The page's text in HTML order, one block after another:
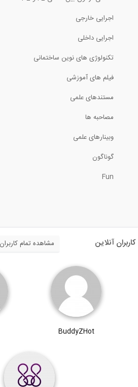
اجرایی خارجی
اجرایی داخلی
تکنولوژی های نوین ساختمانی
فیلم های آموزشی
مستندهای علمی
مصاحبه ها
وبینارهای علمی
گوناگون
Fun
کاربران آنلاین مشاهده تمام کاربران
BuddyZHot